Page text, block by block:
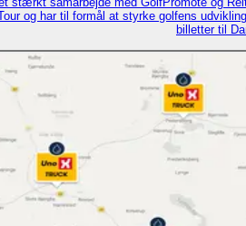
at styrke golfens udvikling og tilgængelighed i Danmark. Som en
billetter til